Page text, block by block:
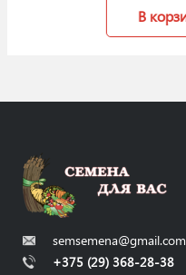
semsemena@gmail.com
+375 (29) 368-28-38